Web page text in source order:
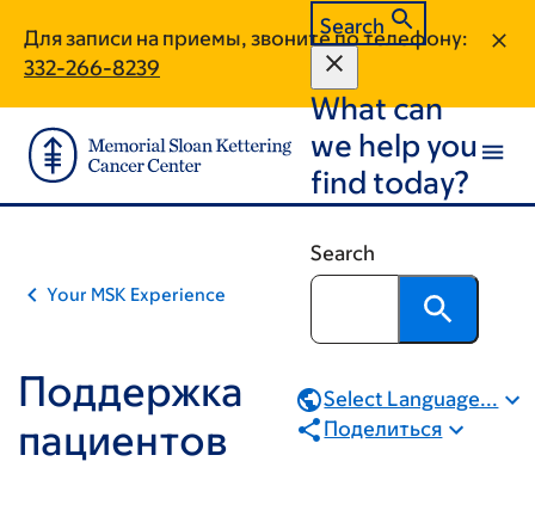
main
content
footer
Для записи на приемы, звоните по телефону:
332-266-8239
Search
What can
we help you
find today?
Search
Your MSK Experience
Поддержка
пациентов
Select Language...
Поделиться